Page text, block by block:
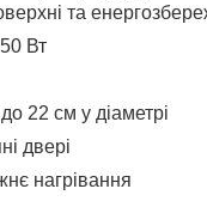
та
Вт
22 см у діаметрі
двері
нагрівання